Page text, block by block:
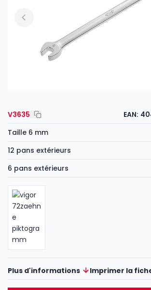
V3635 EAN:
Taille 6 mm
12 pans extérieurs
6 pans extérieurs
Plus d'informations Imprimer la